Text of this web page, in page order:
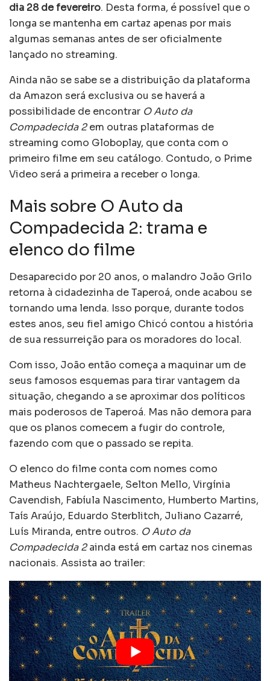
dia 28 de fevereiro. Desta forma, é possível que o
longa se mantenha em cartaz apenas por mais
algumas semanas antes de ser oficialmente
lançado no streaming.
Ainda não se sabe se a distribuição da plataforma
da Amazon será exclusiva ou se haverá a
possibilidade de encontrar O Auto da
Compadecida 2em outras plataformas de
streaming como Globoplay, que conta com o
primeiro filme em seu catálogo. Contudo, o Prime
Video será a primeira a receber o longa.
Mais sobre O Auto da
Compadecida 2: trama e
elenco do filme
Desaparecido por 20 anos, o malandro João Grilo
retorna à cidadezinha de Taperoá, onde acabou se
tornando uma lenda. Isso porque, durante todos
estes anos, seu fiel amigo Chicó contou a história
de sua ressurreição para os moradores do local.
Com isso, João então começa a maquinar um de
seus famosos esquemas para tirar vantagem da
situação, chegando a se aproximar dos políticos
mais poderosos de Taperoá. Mas não demora para
que os planos comecem a fugir do controle,
fazendo com que o passado se repita.
O elenco do filme conta com nomes como
Matheus Nachtergaele, Selton Mello, Virgínia
Cavendish, Fabíula Nascimento, Humberto Martins,
Taís Araújo, Eduardo Sterblitch, Juliano Cazarré,
Luís Miranda, entre outros. O Auto da
Compadecida 2ainda está em cartaz nos cinemas
nacionais. Assista ao trailer: